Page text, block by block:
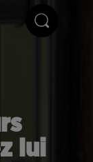
lui